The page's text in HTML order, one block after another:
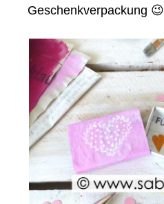
Geschenkverpackung 😉